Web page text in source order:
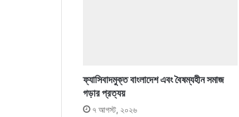
ফ্যাসিবাদমুক্ত বাংলাদেশ এবং বৈষম্যহীন সমাজ
গড়ার প্রত্যয়
৭ আগস্ট, ২০২৬